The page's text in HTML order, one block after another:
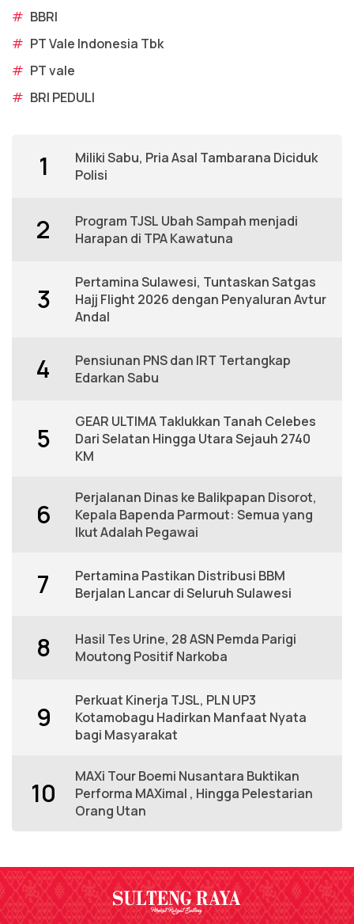
# BBRI
# PT Vale Indonesia Tbk
# PT vale
# BRI PEDULI
1
Miliki Sabu, Pria Asal Tambarana Diciduk
Polisi
2
Program TJSL Ubah Sampah menjadi
Harapan di TPA Kawatuna
3
Pertamina Sulawesi, Tuntaskan Satgas
Hajj Flight 2026 dengan Penyaluran Avtur
Andal
4
Pensiunan PNS dan IRT Tertangkap
Edarkan Sabu
5
GEAR ULTIMA Taklukkan Tanah Celebes
Dari Selatan Hingga Utara Sejauh 2740
KM
6
Perjalanan Dinas ke Balikpapan Disorot,
Kepala Bapenda Parmout: Semua yang
Ikut Adalah Pegawai
7
Pertamina Pastikan Distribusi BBM
Berjalan Lancar di Seluruh Sulawesi
8
Hasil Tes Urine, 28 ASN Pemda Parigi
Moutong Positif Narkoba
9
Perkuat Kinerja TJSL, PLN UP3
Kotamobagu Hadirkan Manfaat Nyata
bagi Masyarakat
10
MAXi Tour Boemi Nusantara Buktikan
Performa MAXimal , Hingga Pelestarian
Orang Utan